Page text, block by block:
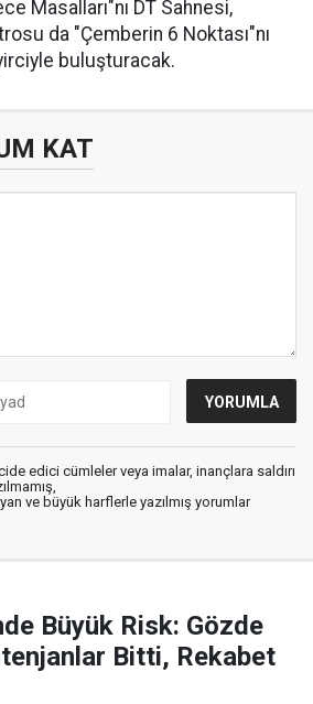
Masalları"nı DT Sahnesi,
da "Çemberin 6 Noktası"nı
buluşturacak.
KAT
edici cümleler veya imalar, inançlara saldırı
ve büyük harflerle yazılmış yorumlar
Büyük Risk: Gözde
Bitti, Rekabet